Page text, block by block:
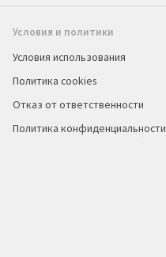
Условия и политики
Условия использования
Политика cookies
Отказ от ответственности
Политика конфиденциальности